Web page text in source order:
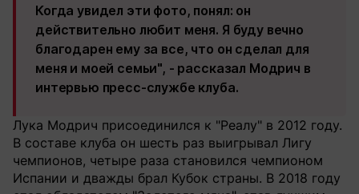
Когда увидел эти фото, понял: он
действительно любит меня. Я буду вечно
благодарен ему за все, что он сделал для
меня и моей семьи", - рассказал Модрич в
интервью пресс-службе клуба.
Лука Модрич присоединился к "Реалу" в 2012 году.
В составе клуба он шесть раз выигрывал Лигу
чемпионов, четыре раза становился чемпионом
Испании и дважды брал Кубок страны. В 2018 году